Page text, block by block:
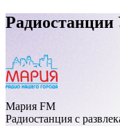
Радиостанции
Мария FM
Радиостанция с